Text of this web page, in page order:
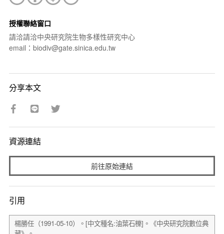
授權聯絡窗口
請洽請洽中央研究院生物多樣性研究中心
email：biodiv@gate.sinica.edu.tw
分享本文
資源連結
前往原始連結
引用